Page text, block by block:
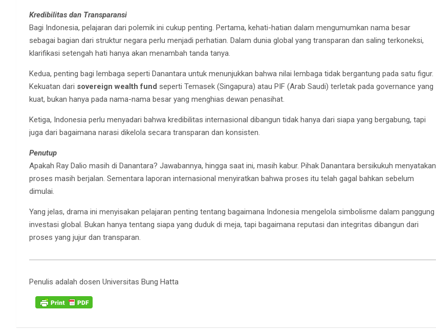
Kredibilitas dan Transparansi
Bagi Indonesia, pelajaran dari polemik ini cukup penting. Pertama, kehati-hatian dalam mengumumkan nama besar
sebagai bagian dari struktur negara perlu menjadi perhatian. Dalam dunia global yang transparan dan saling terkoneksi,
klarifikasi setengah hati hanya akan menambah tanda tanya.
Kedua, penting bagi lembaga seperti Danantara untuk menunjukkan bahwa nilai lembaga tidak bergantung pada satu figur.
Kekuatan dari sovereign wealth fund seperti Temasek (Singapura) atau PIF (Arab Saudi) terletak pada governance yang
kuat, bukan hanya pada nama-nama besar yang menghias dewan penasihat.
Ketiga, Indonesia perlu menyadari bahwa kredibilitas internasional dibangun tidak hanya dari siapa yang bergabung, tapi
juga dari bagaimana narasi dikelola secara transparan dan konsisten.
Penutup
Apakah Ray Dalio masih di Danantara? Jawabannya, hingga saat ini, masih kabur. Pihak Danantara bersikukuh menyatakan
proses masih berjalan. Sementara laporan internasional menyiratkan bahwa proses itu telah gagal bahkan sebelum
dimulai.
Yang jelas, drama ini menyisakan pelajaran penting tentang bagaimana Indonesia mengelola simbolisme dalam panggung
investasi global. Bukan hanya tentang siapa yang duduk di meja, tapi bagaimana reputasi dan integritas dibangun dari
proses yang jujur dan transparan.
Penulis adalah dosen Universitas Bung Hatta